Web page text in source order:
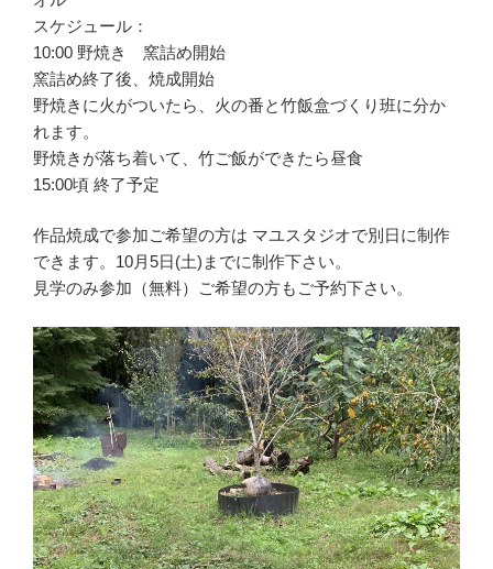
スケジュール：
10:00 野焼き 窯詰め開始
窯詰め終了後、焼成開始
野焼きに火がついたら、火の番と竹飯盒づくり班に分か
れます。
野焼きが落ち着いて、竹ご飯ができたら昼食
15:00頃 終了予定
作品焼成で参加ご希望の方は マユスタジオで別日に制作
できます。10月5日(土)までに制作下さい。
見学のみ参加（無料）ご希望の方もご予約下さい。